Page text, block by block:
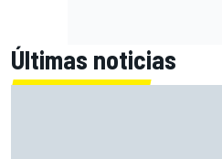
Últimas noticias